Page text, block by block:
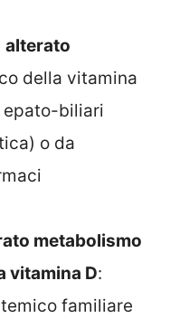
alterato
della vitamina
epato-biliari
o da
metabolismo
vitamina D:
familiare